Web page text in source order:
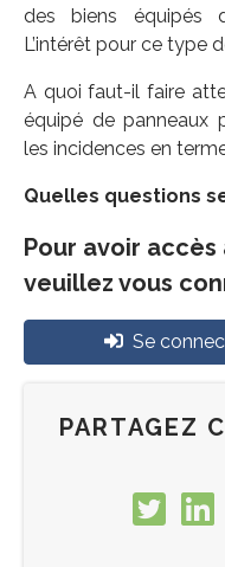
des biens équipés
L’intérêt pour ce type
A quoi faut-il faire
équipé de panneaux
les incidences en
Quelles questions
Pour avoir
veuillez vous
Se
PARTAGEZ